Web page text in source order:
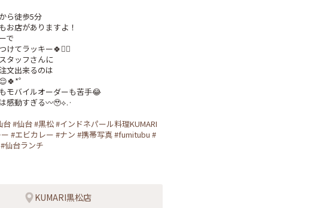
ら徒歩5分
お店がありますよ！
で
けてラッキー🍀🙆‍♀️
タッフさんに
文出来るのは
゜
モバイルオーダーも苦手😂
感動すぎる〰️🥹⟡.·
台#仙台#黒松#インドネパール料理KUMARI
#エビカレー #ナン #携帯写真#fumitubu #
#仙台ランチ
KUMARI黒松店